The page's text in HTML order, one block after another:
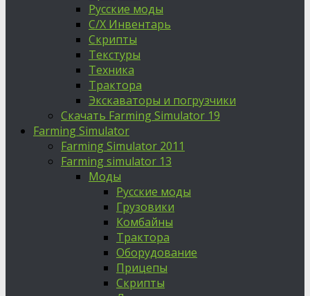
Русские моды
С/Х Инвентарь
Скрипты
Текстуры
Техника
Трактора
Экскаваторы и погрузчики
Скачать Farming Simulator 19
Farming Simulator
Farming Simulator 2011
Farming simulator 13
Моды
Русские моды
Грузовики
Комбайны
Трактора
Оборудование
Прицепы
Скрипты